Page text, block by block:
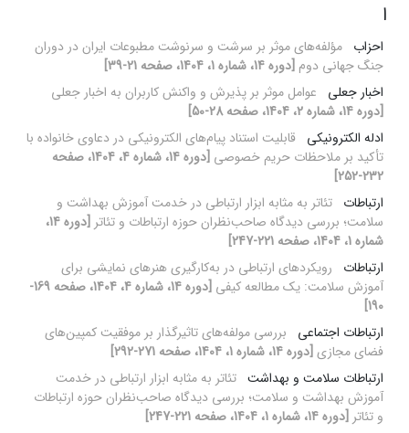
ا
احزاب مؤلفه‌های موثر بر سرشت و سرنوشت مطبوعات ایران در دوران
جنگ جهانی دوم [دوره 14، شماره 1، 1404، صفحه 21-39]
اخبار جعلی
عوامل موثر بر پذیرش و واکنش کاربران به اخبار جعلی
[دوره 14، شماره 2، 1404، صفحه 28-50]
ادله الکترونیکی
قابلیت استناد پیام‌های الکترونیکی در دعاوی خانواده با
تأکید بر ملاحظات حریم خصوصی
[دوره 14، شماره 4، 1404، صفحه
232-252]
ارتباطات تئاتر به مثابه ابزار ارتباطی در خدمت آموزش بهداشت و
سلامت؛ بررسی دیدگاه صاحب‌نظران حوزه ارتباطات و تئاتر
[دوره 14،
شماره 1، 1404، صفحه 221-247]
ارتباطات
رویکردهای ارتباطی در به‌کارگیری هنرهای نمایشی برای
آموزش سلامت: یک مطالعه کیفی
[دوره 14، شماره 4، 1404، صفحه 169-
190]
ارتباطات اجتماعی
بررسی مولفه‌های تاثیرگذار بر موفقیت کمپین‌های
فضای مجازی [دوره 14، شماره 1، 1404، صفحه 271-292]
ارتباطات سلامت و بهداشت تئاتر به مثابه ابزار ارتباطی در خدمت
آموزش بهداشت و سلامت؛ بررسی دیدگاه صاحب‌نظران حوزه ارتباطات
و تئاتر [دوره 14، شماره 1، 1404، صفحه 221-247]